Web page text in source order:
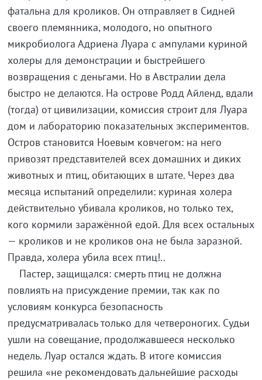
фатальна для кроликов. Он отправляет в Сидней
своего племянника, молодого, но опытного
микробиолога Адриена Луара с ампулами куриной
холеры для демонстрации и быстрейшего
возвращения с деньгами. Но в Австралии дела
быстро не делаются. На острове Родд Айленд, вдали
(тогда) от цивилизации, комиссия строит для Луара
дом и лабораторию показательных экспериментов.
Остров становится Ноевым ковчегом: на него
привозят представителей всех домашних и диких
животных и птиц, обитающих в штате. Через два
месяца испытаний определили: куриная холера
действительно убивала кроликов, но только тех,
кого кормили заражённой едой. Для всех остальных
— кроликов и не кроликов она не была заразной.
Правда, холера убила всех птиц!..
Пастер, защищался: смерть птиц не должна
повлиять на присуждение премии, так как по
условиям конкурса безопасность
предусматривалась только для четвероногих. Судьи
ушли на совещание, продолжавшееся несколько
недель. Луар остался ждать. В итоге комиссия
решила «не рекомендовать дальнейшие расходы